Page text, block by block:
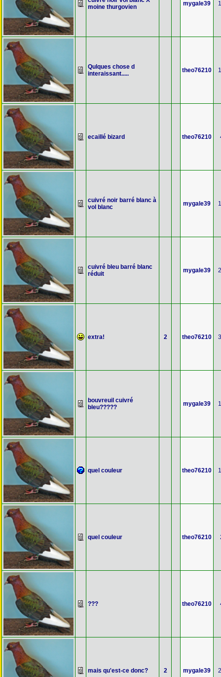
moine thurgovien
mygale39
Qulques chose d
interaissant.....
theo76210
ecaillé bizard theo76210
cuivré noir barré blanc à
vol blanc
mygale39
cuivré bleu barré blanc
réduit
mygale39
extra! 2 theo76210
bouvreuil cuivré
bleu?????
mygale39
quel couleur theo76210
quel couleur theo76210
??? theo76210
mais qu'est-ce donc? 2 mygale39